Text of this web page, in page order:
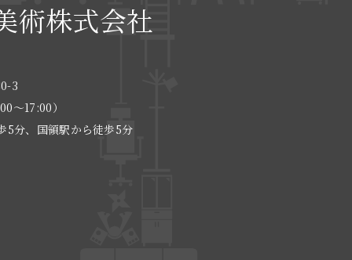
術株式会社
3
〜17:00）
分、国領駅から徒歩5分